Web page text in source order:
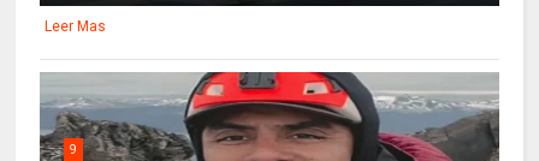
Leer Mas
9